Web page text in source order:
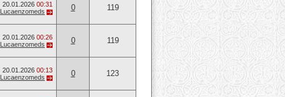
20.01.2026 00:31
Lucaenzomeds 0 119
20.01.2026 00:26
Lucaenzomeds 0 119
20.01.2026 00:13
Lucaenzomeds 0 123